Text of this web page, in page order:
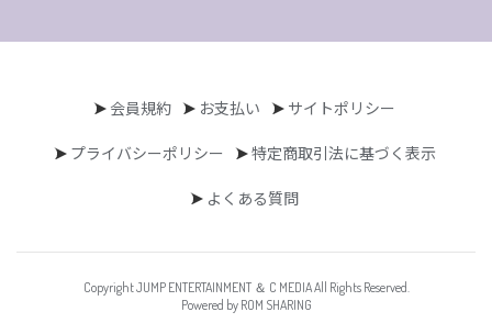
会員規約 お支払い サイトポリシー
プライバシーポリシー 特定商取引法に基づく表示
よくある質問
Copyright JUMP ENTERTAINMENT ＆ C MEDIA All Rights Reserved.
Powered by ROM SHARING